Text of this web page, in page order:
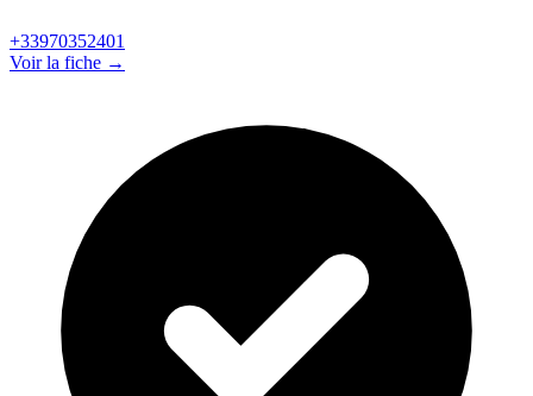
+33970352401
Voir la fiche →